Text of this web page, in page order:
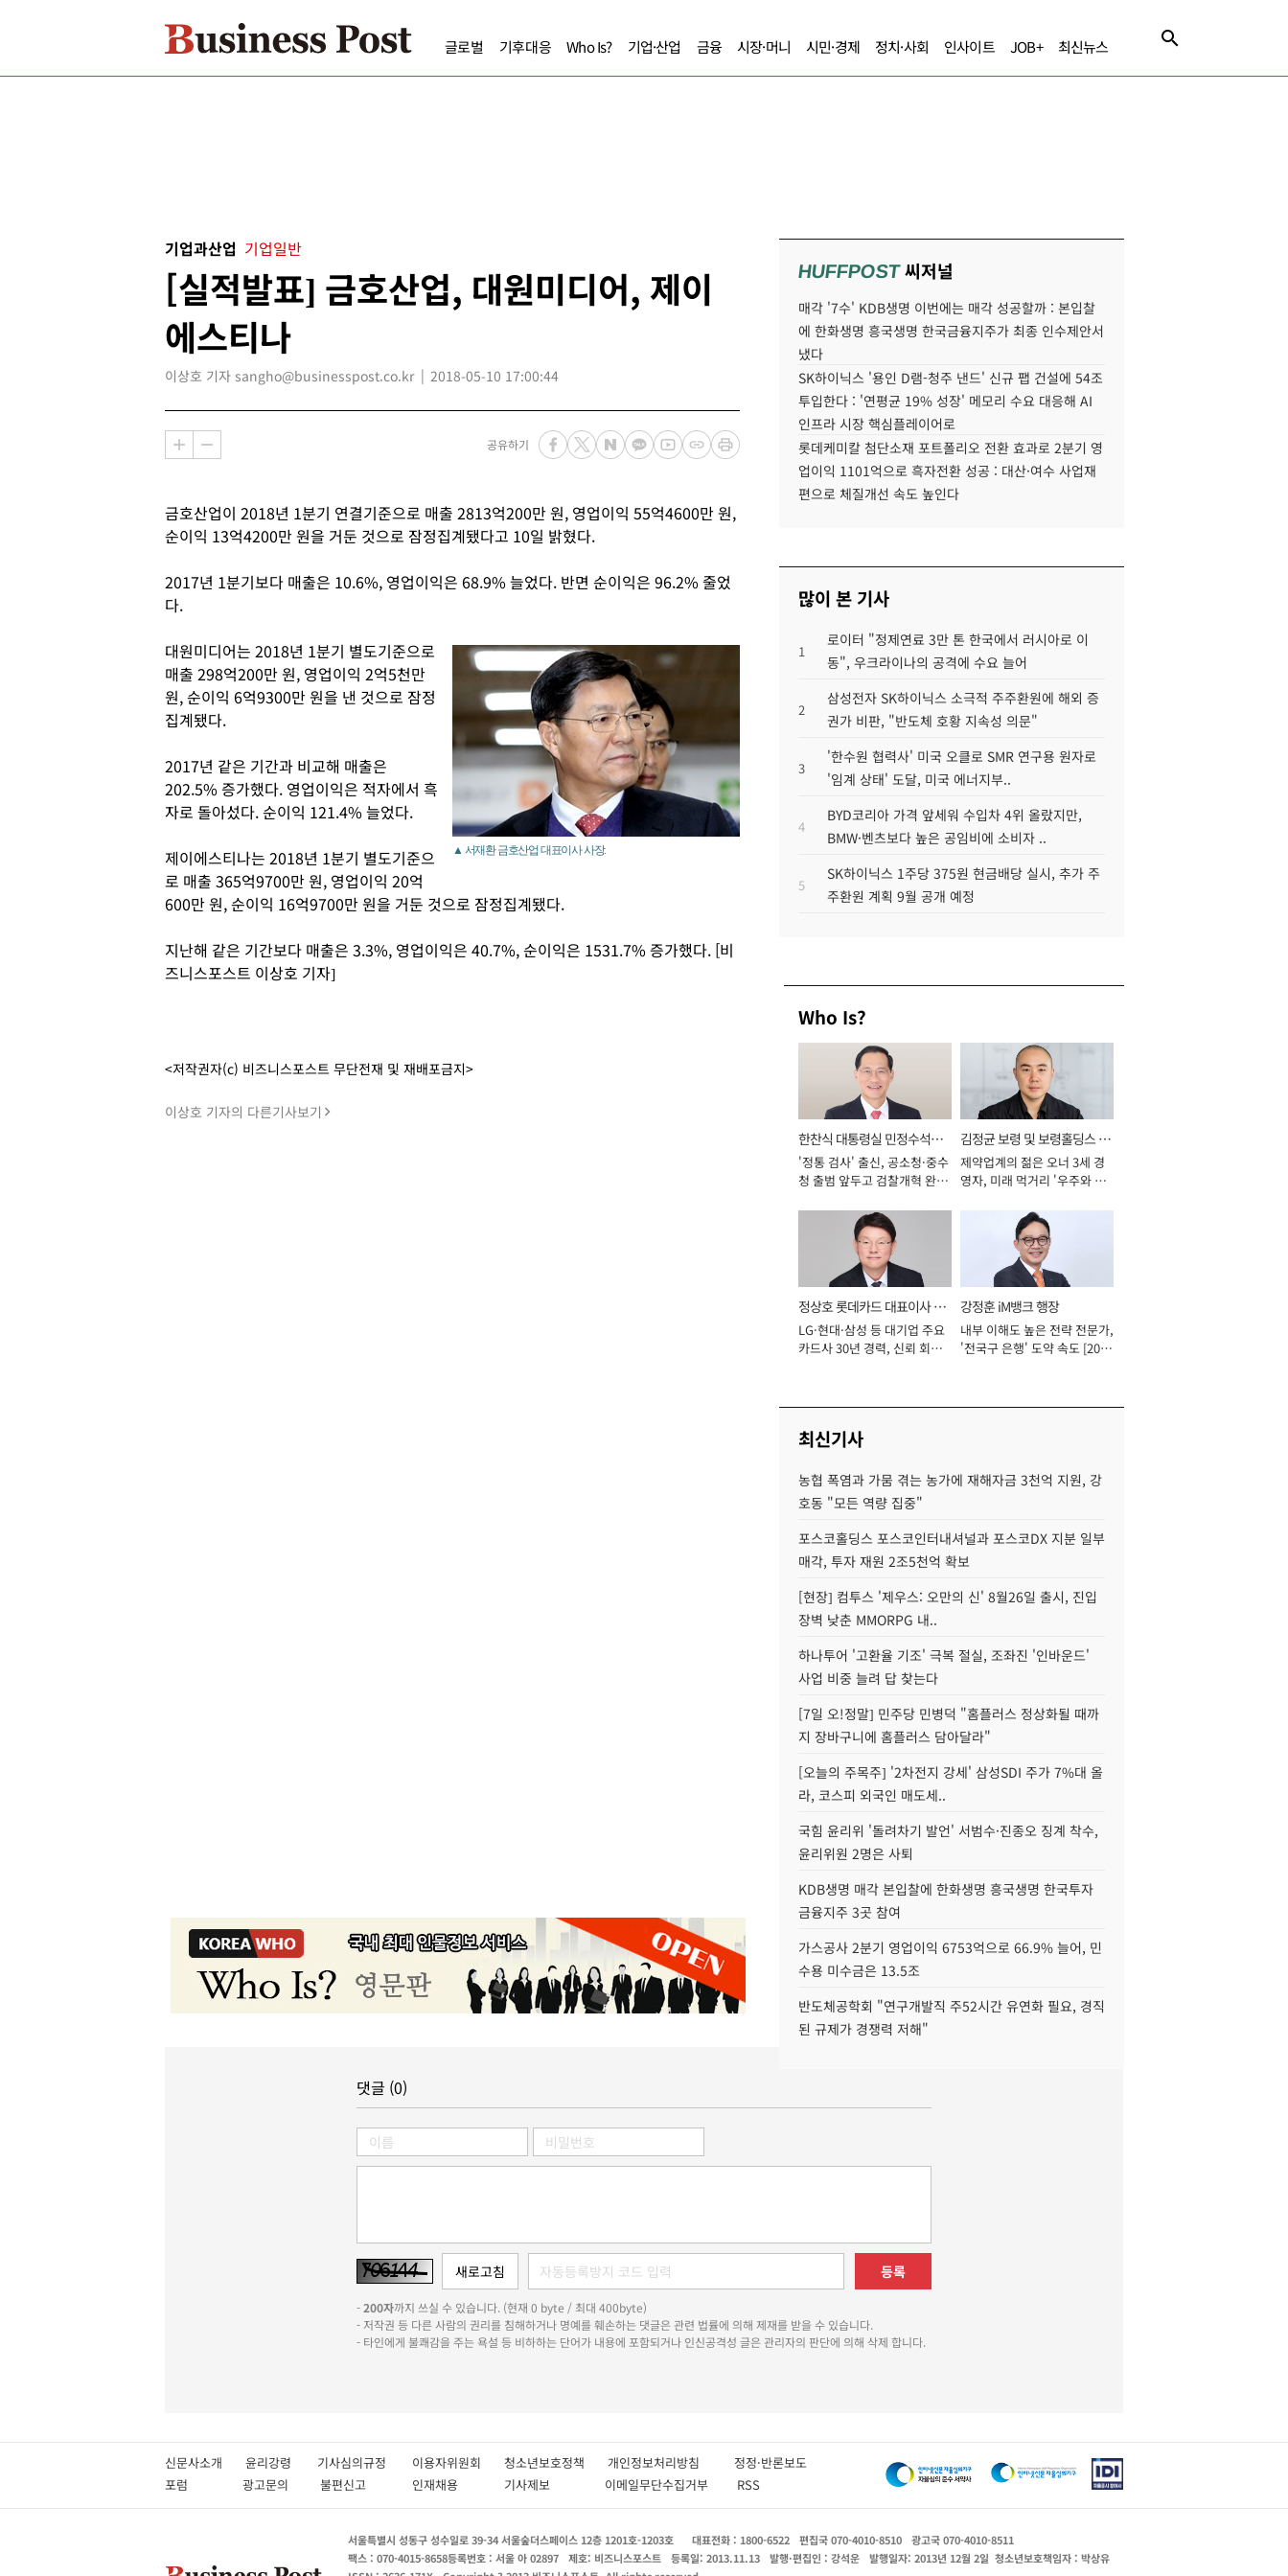
글로벌 기후대응 Who Is? 기업·산업 금융 시장·머니 시민·경제 정치·사회 인사이트 JOB+ 최신뉴스
기업과산업 기업일반
[실적발표] 금호산업, 대원미디어, 제이
에스티나
이상호 기자 sangho@businesspost.co.kr 2018-05-10 17:00:44
공유하기
금호산업이 2018년 1분기 연결기준으로 매출 2813억200만 원, 영업이익 55억4600만 원,
순이익 13억4200만 원을 거둔 것으로 잠정집계됐다고 10일 밝혔다.
2017년 1분기보다 매출은 10.6%, 영업이익은 68.9% 늘었다. 반면 순이익은 96.2% 줄었
다.
▲ 서재환 금호산업 대표이사 사장.
대원미디어는 2018년 1분기 별도기준으로
매출 298억200만 원, 영업이익 2억5천만
원, 순이익 6억9300만 원을 낸 것으로 잠정
집계됐다.
2017년 같은 기간과 비교해 매출은
202.5% 증가했다. 영업이익은 적자에서 흑
자로 돌아섰다. 순이익 121.4% 늘었다.
제이에스티나는 2018년 1분기 별도기준으
로 매출 365억9700만 원, 영업이익 20억
600만 원, 순이익 16억9700만 원을 거둔 것으로 잠정집계됐다.
지난해 같은 기간보다 매출은 3.3%, 영업이익은 40.7%, 순이익은 1531.7% 증가했다. [비
즈니스포스트 이상호 기자]
<저작권자(c) 비즈니스포스트 무단전재 및 재배포금지>
이상호 기자의 다른기사보기
HUFFPOST씨저널
매각 '7수' KDB생명 이번에는 매각 성공할까 : 본입찰
에 한화생명 흥국생명 한국금융지주가 최종 인수제안서
냈다
SK하이닉스 '용인 D램-청주 낸드' 신규 팹 건설에 54조
투입한다 : '연평균 19% 성장' 메모리 수요 대응해 AI
인프라 시장 핵심플레이어로
롯데케미칼 첨단소재 포트폴리오 전환 효과로 2분기 영
업이익 1101억으로 흑자전환 성공 : 대산·여수 사업재
편으로 체질개선 속도 높인다
많이 본 기사
1
로이터 "정제연료 3만 톤 한국에서 러시아로 이
동", 우크라이나의 공격에 수요 늘어
2
삼성전자 SK하이닉스 소극적 주주환원에 해외 증
권가 비판, "반도체 호황 지속성 의문"
3
'한수원 협력사' 미국 오클로 SMR 연구용 원자로
'임계 상태' 도달, 미국 에너지부..
4
BYD코리아 가격 앞세워 수입차 4위 올랐지만,
BMW·벤츠보다 높은 공임비에 소비자 ..
5
SK하이닉스 1주당 375원 현금배당 실시, 추가 주
주환원 계획 9월 공개 예정
Who Is?
한찬식 대통령실 민정수석비
서관
'정통 검사' 출신, 공소청·중수
청 출범 앞두고 검찰개혁 완수
김정균 보령 및 보령홀딩스 대
표이사 사장
제약업계의 젊은 오너 3세 경
영자, 미래 먹거리 '우주와 헬
정상호 롯데카드 대표이사 사
장
LG·현대·삼성 등 대기업 주요
카드사 30년 경력, 신뢰 회복
강정훈 iM뱅크 행장
내부 이해도 높은 전략 전문가,
'전국구 은행' 도약 속도 [2026
최신기사
농협 폭염과 가뭄 겪는 농가에 재해자금 3천억 지원, 강
호동 "모든 역량 집중"
포스코홀딩스 포스코인터내셔널과 포스코DX 지분 일부
매각, 투자 재원 2조5천억 확보
[현장] 컴투스 '제우스: 오만의 신' 8월26일 출시, 진입
장벽 낮춘 MMORPG 내..
하나투어 '고환율 기조' 극복 절실, 조좌진 '인바운드'
사업 비중 늘려 답 찾는다
[7일 오!정말] 민주당 민병덕 "홈플러스 정상화될 때까
지 장바구니에 홈플러스 담아달라"
[오늘의 주목주] '2차전지 강세' 삼성SDI 주가 7%대 올
라, 코스피 외국인 매도세..
국힘 윤리위 '돌려차기 발언' 서범수·진종오 징계 착수,
윤리위원 2명은 사퇴
KDB생명 매각 본입찰에 한화생명 흥국생명 한국투자
금융지주 3곳 참여
가스공사 2분기 영업이익 6753억으로 66.9% 늘어, 민
수용 미수금은 13.5조
반도체공학회 "연구개발직 주52시간 유연화 필요, 경직
된 규제가 경쟁력 저해"
댓글 (0)
등록
-200자까지 쓰실 수 있습니다. (현재 0 byte / 최대 400byte)
- 저작권 등 다른 사람의 권리를 침해하거나 명예를 훼손하는 댓글은 관련 법률에 의해 제재를 받을 수 있습니다.
- 타인에게 불쾌감을 주는 욕설 등 비하하는 단어가 내용에 포함되거나 인신공격성 글은 관리자의 판단에 의해 삭제 합니다.
신문사소개 윤리강령 기사심의규정 이용자위원회 청소년보호정책 개인정보처리방침 정정·반론보도
포럼
광고문의 불편신고 인재채용 기사제보 이메일무단수집거부 RSS
서울특별시 성동구 성수일로 39-34 서울숲더스페이스 12층 1201호-1203호 대표전화 : 1800-6522 편집국 070-4010-8510
광고국 070-4010-8511
팩스 : 070-4015-8658등록번호 : 서울 아 02897 제호: 비즈니스포스트 등록일: 2013.11.13 발행·편집인 : 강석운 발행일자: 2013년 12월 2일 청소년보호책임자 : 박상유